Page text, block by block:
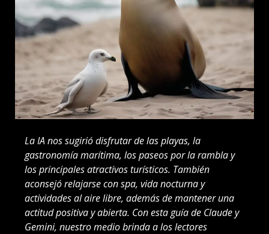
La IA nos sugirió disfrutar de las playas, la
gastronomía marítima, los paseos por la rambla y
los principales atractivos turísticos. También
aconsejó relajarse con spa, vida nocturna y
actividades al aire libre, además de mantener una
actitud positiva y abierta. Con esta guía de Claude y
Gemini, nuestro medio brinda a los lectores